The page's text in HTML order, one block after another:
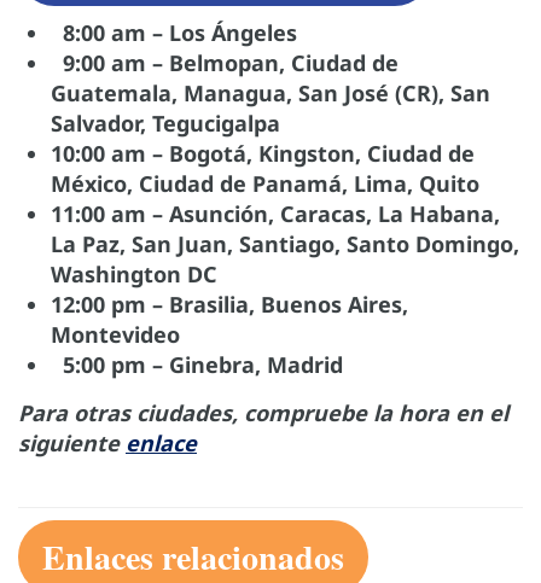
8:00 am – Los Ángeles
9:00 am – Belmopan, Ciudad de
Guatemala, Managua, San José (CR), San
Salvador, Tegucigalpa
10:00 am – Bogotá, Kingston, Ciudad de
México, Ciudad de Panamá, Lima, Quito
11:00 am – Asunción, Caracas, La Habana,
La Paz, San Juan, Santiago, Santo Domingo,
Washington DC
12:00 pm – Brasilia, Buenos Aires,
Montevideo
5:00 pm – Ginebra, Madrid
Para otras ciudades, compruebe la hora en el
siguiente enlace
Enlaces relacionados